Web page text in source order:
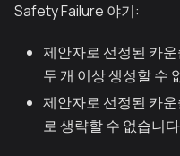
Safety Failure 야기:
제안자로 선정된 카
두 개 이상 생성할 수
제안자로 선정된 카
로 생략할 수 없습니